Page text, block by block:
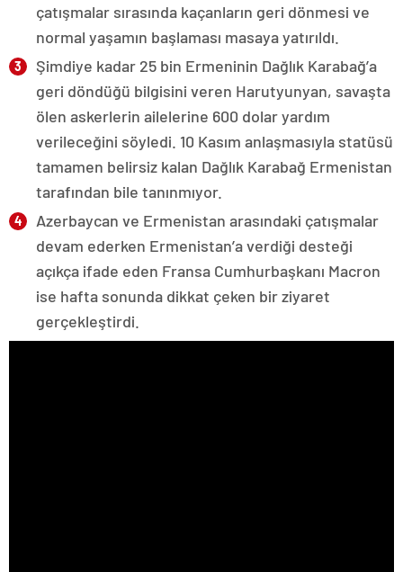
çatışmalar sırasında kaçanların geri dönmesi ve
normal yaşamın başlaması masaya yatırıldı.
Şimdiye kadar 25 bin Ermeninin Dağlık Karabağ’a
geri döndüğü bilgisini veren Harutyunyan, savaşta
ölen askerlerin ailelerine 600 dolar yardım
verileceğini söyledi. 10 Kasım anlaşmasıyla statüsü
tamamen belirsiz kalan Dağlık Karabağ Ermenistan
tarafından bile tanınmıyor.
Azerbaycan ve Ermenistan arasındaki çatışmalar
devam ederken Ermenistan’a verdiği desteği
açıkça ifade eden Fransa Cumhurbaşkanı Macron
ise hafta sonunda dikkat çeken bir ziyaret
gerçekleştirdi.